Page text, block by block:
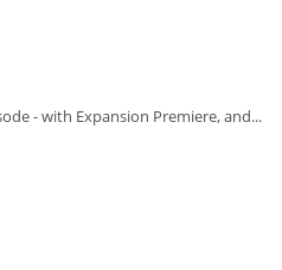
- with Expansion Premiere, and...